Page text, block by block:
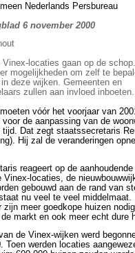
Nederlands Persbureau
6 november 2000
Vinex-locaties gaan op de
mogelijkheden om zelf te
deze wijken. Gemeenten en
zullen aan invloed inboeten.
vóór het voorjaar van
de aanpassing van de
tijd. Dat zegt staatssecretaris
Hij zal de veranderingen
reageert op de
Vinex-locaties, de
gebouwd aan de rand van
nu veel te veel middelmaat.
zijn meer goedkope huizen
markt en ook meer echt dure
de Vinex-wijken werd
Toen werden locaties